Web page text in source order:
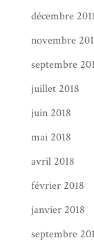
décembre
novembre
septembre
juillet 2018
juin 2018
mai 2018
avril 2018
février 2018
janvier 2018
septembre